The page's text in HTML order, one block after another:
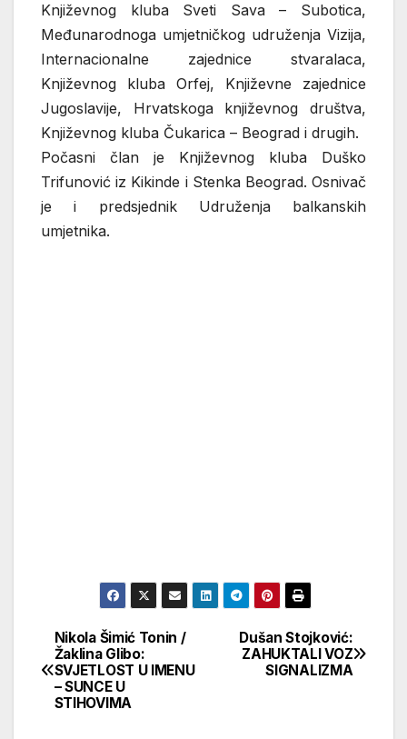
Književnog kluba Sveti Sava – Subotica,
Međunarodnoga umjetničkog udruženja Vizija,
Internacionalne zajednice stvaralaca,
Književnog kluba Orfej, Književne zajednice
Jugoslavije, Hrvatskoga književnog društva,
Književnog kluba Čukarica – Beograd i drugih.
Počasni član je Književnog kluba Duško
Trifunović iz Kikinde i Stenka Beograd. Osnivač
je i predsjednik Udruženja balkanskih
umjetnika.
Кретање
чланка
Dušan Stojković:
ZAHUKTALI VOZ
SIGNALIZMA
Nikola Šimić Tonin /
Žaklina Glibo:
SVJETLOST U IMENU
– SUNCE U
STIHOVIMA